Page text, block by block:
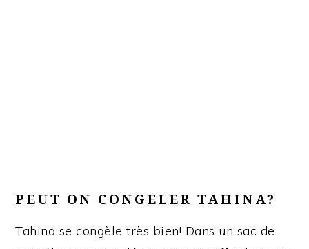
PEUT ON CONGELER TAHINA?
Tahina se congèle très bien! Dans un sac de